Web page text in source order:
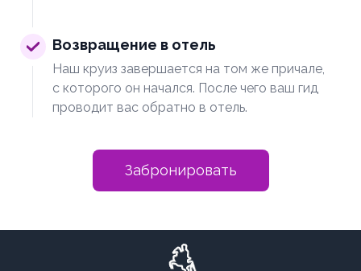
Возвращение в отель
Наш круиз завершается на том же причале,
с которого он начался. После чего ваш гид
проводит вас обратно в отель.
Забронировать